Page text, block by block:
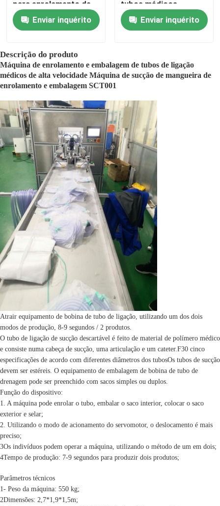
Saco médico que faz a máquina
Produção da membrana
Máquina da fabricação do saco da urina
Caixa plástica que faz a máquina
Máquina da fabricação da cânula
Equipamento de fabricação da membrana
IV máquina do conjunto da cânula
Máquina de empacotamento de bobinamento do
Verifique a máquina de montagem de válvula
Máquina de abertura de janela de caixa de paletes de
para enrolamento de
cateter balão HDPE
Enviar inquérito
tubos médicos,
equipamento
automatizado de
enrolamento e
Enviar inquérito
Descrição do produto
Máquina de enrolamento e embalagem de tubos de ligação
médicos de alta velocidade Máquina de sucção de mangueira de
enrolamento e embalagem SCT001
Atrair equipamento de bobina de tubo de ligação, utilizando um dos dois
modos de produção, 8-9 segundos / 2 produtos.
O tubo de ligação de sucção descartável é feito de material de polímero médico
e consiste numa cabeça de sucção, uma articulação e um cateter.F30 cinco
especificações de acordo com diferentes diâmetros dos tubosOs tubos de sucção
devem ser estéreis. O equipamento de embalagem de bobina de tubo de
drenagem pode ser preenchido com sacos simples ou duplos.
Função do dispositivo:
1. A máquina pode enrolar o tubo, embalar o saco interior, colocar o saco
exterior e selar;
2. Utilizando o modo de acionamento do servomotor, o deslocamento é mais
preciso;
3Os indivíduos podem operar a máquina, utilizando o método de um em dois;
4Tempo de produção: 7-9 segundos para produzir dois produtos;
Parâmetros técnicos
1- Peso da máquina: 550 kg;
2Dimensões: 2,7*1,9*1,5m;